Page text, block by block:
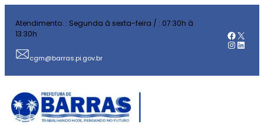
para
conteúdo
Atendimento: : Segunda à sexta-feira / : 07:30h à
13:30h
cgm@barras.pi.gov.br
X